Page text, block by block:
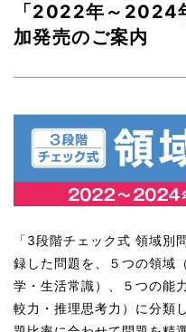
「2022年～2024
加発売のご案内
「3段階チェック式 領域別
録した問題を、５つの領域
学・生活常識）、５つの能
較力・推理思考力）に分類